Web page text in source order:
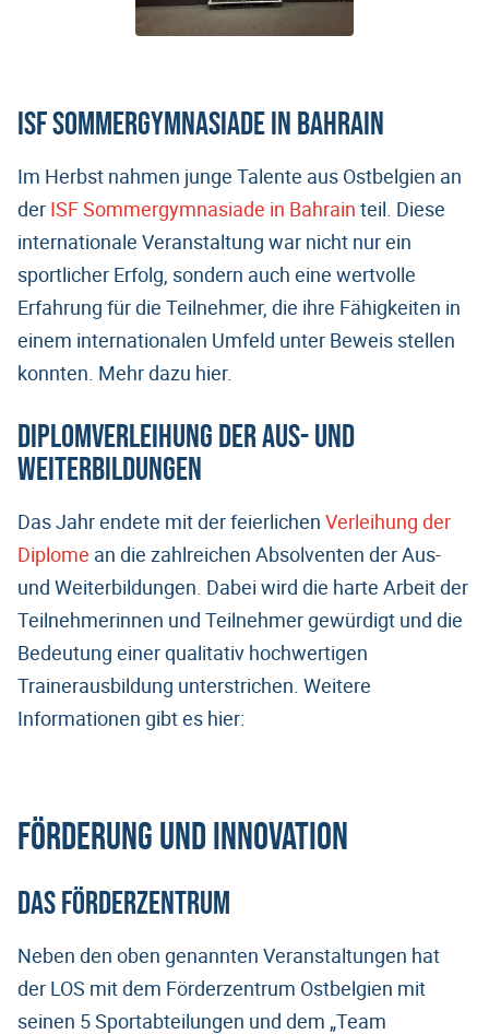
ISF Sommergymnasiade in Bahrain
Im Herbst nahmen junge Talente aus Ostbelgien an
der ISF Sommergymnasiade in Bahrain teil. Diese
internationale Veranstaltung war nicht nur ein
sportlicher Erfolg, sondern auch eine wertvolle
Erfahrung für die Teilnehmer, die ihre Fähigkeiten in
einem internationalen Umfeld unter Beweis stellen
konnten. Mehr dazu hier.
Diplomverleihung der Aus- und
Weiterbildungen
Das Jahr endete mit der feierlichen Verleihung der
Diplome an die zahlreichen Absolventen der Aus-
und Weiterbildungen. Dabei wird die harte Arbeit der
Teilnehmerinnen und Teilnehmer gewürdigt und die
Bedeutung einer qualitativ hochwertigen
Trainerausbildung unterstrichen. Weitere
Informationen gibt es hier:
Förderung und Innovation
Das Förderzentrum
Neben den oben genannten Veranstaltungen hat
der LOS mit dem Förderzentrum Ostbelgien mit
seinen 5 Sportabteilungen und dem „Team